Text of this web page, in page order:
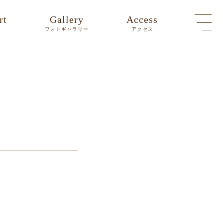
Gallery
フォトギャラリー
Access
アクセス